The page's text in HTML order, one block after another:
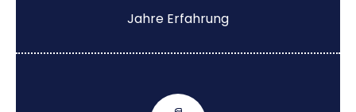
Jahre Erfahrung